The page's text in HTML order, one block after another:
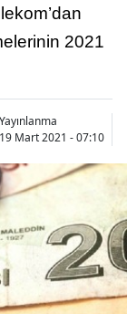
2021
Yayınlanma
19 Mart 2021 - 07:10